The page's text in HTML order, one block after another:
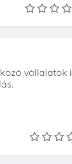
vállalatok